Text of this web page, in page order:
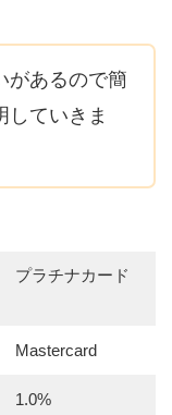
があるので簡
していきま
プラチナカード
Mastercard
1.0%